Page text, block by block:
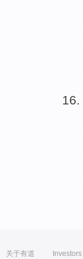
关于有道 Investors